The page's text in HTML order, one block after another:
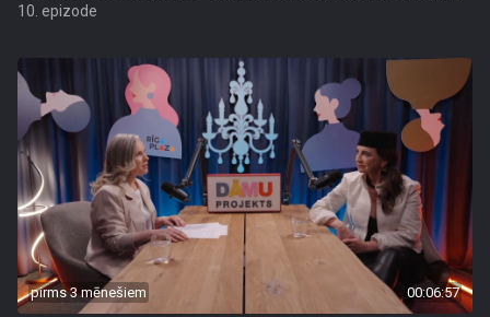
10. epizode
pirms 3 mēnešiem 00:06:57